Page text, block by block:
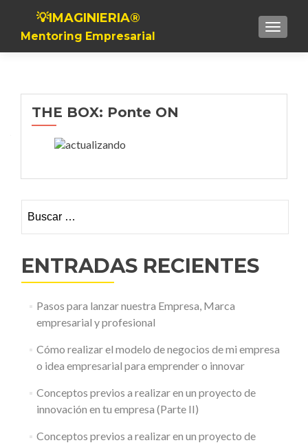
Toggle
💡IMAGINIERIA®
Mentoring Empresarial
THE BOX: Ponte ON
ENTRADAS RECIENTES
Pasos para lanzar nuestra Empresa, Marca
empresarial y profesional
Cómo realizar el modelo de negocios de mi empresa
o idea empresarial para emprender o innovar
Conceptos previos a realizar en un proyecto de
innovación en tu empresa (Parte II)
Conceptos previos a realizar en un proyecto de